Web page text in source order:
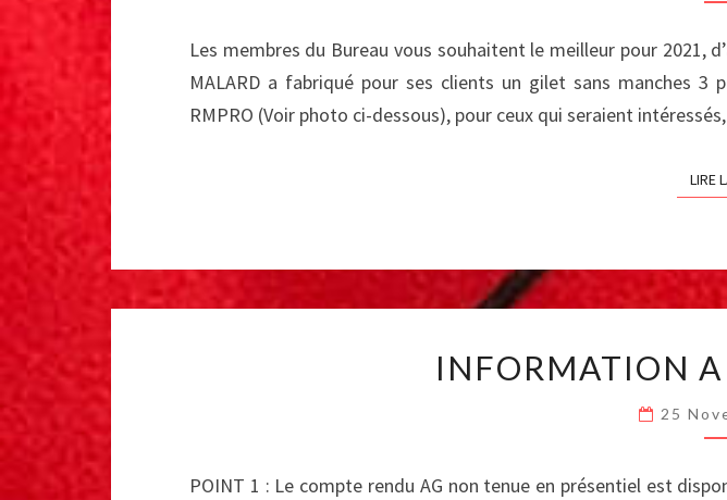
Les membres du Bureau vous souhaitent le meilleur pour 2021,
MALARD a fabriqué pour ses clients un gilet sans manches 3
RMPRO (Voir photo ci-dessous), pour ceux qui seraient
LIRE
INFORMATION
25
POINT 1 : Le compte rendu AG non tenue en présentiel est